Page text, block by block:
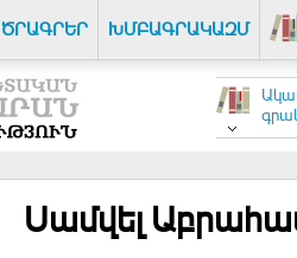
ԾՐԱԳՐԵՐ ԽՄԲԱԳՐԱԿԱԶՄ
Սամվել